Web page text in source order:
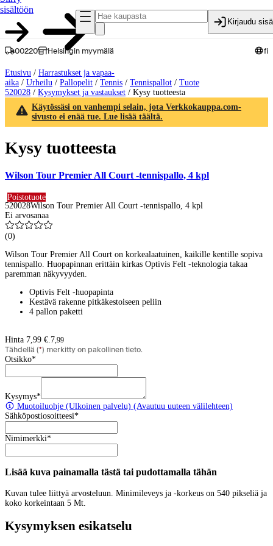
sisältöön
Kirjaudu
00220 Helsingin myymälä fi
Etusivu / Harrastukset ja vapaa-
aika / Urheilu / Pallopelit / Tennis / Tennispallot / Tuote
520028 / Kysymykset ja vastaukset / Kysy tuotteesta
Käytössäsi on vanhempi selain, jota Verkkokauppa.com-
sivusto ei enää tue. Lue lisää täältä.
Kysy tuotteesta
Wilson Tour Premier All Court -tennispallo, 4 kpl
Poistotuote
520028Wilson Tour Premier All Court -tennispallo, 4 kpl
Ei arvosanaa
(0)
Wilson Tour Premier All Court on korkealaatuinen, kaikille kentille sopiva
tennispallo. Huopapinnan erittäin kirkas Optivis Felt -teknologia takaa
paremman näkyvyyden.
Optivis Felt -huopapinta
Kestävä rakenne pitkäkestoiseen peliin
4 pallon paketti
Hinta 7,99 €. 7,99
Tähdellä (*) merkitty on pakollinen tieto.
Otsikko*
Kysymys*
Muotoiluohje (Ulkoinen palvelu) (Avautuu uuteen välilehteen)
Sähköpostiosoitteesi*
Nimimerkki*
Lisää kuva painamalla tästä tai pudottamalla tähän
Kuvan tulee liittyä arvosteluun. Minimileveys ja -korkeus on 540 pikseliä ja
koko korkeintaan 5 Mt.
Kysymyksen esikatselu